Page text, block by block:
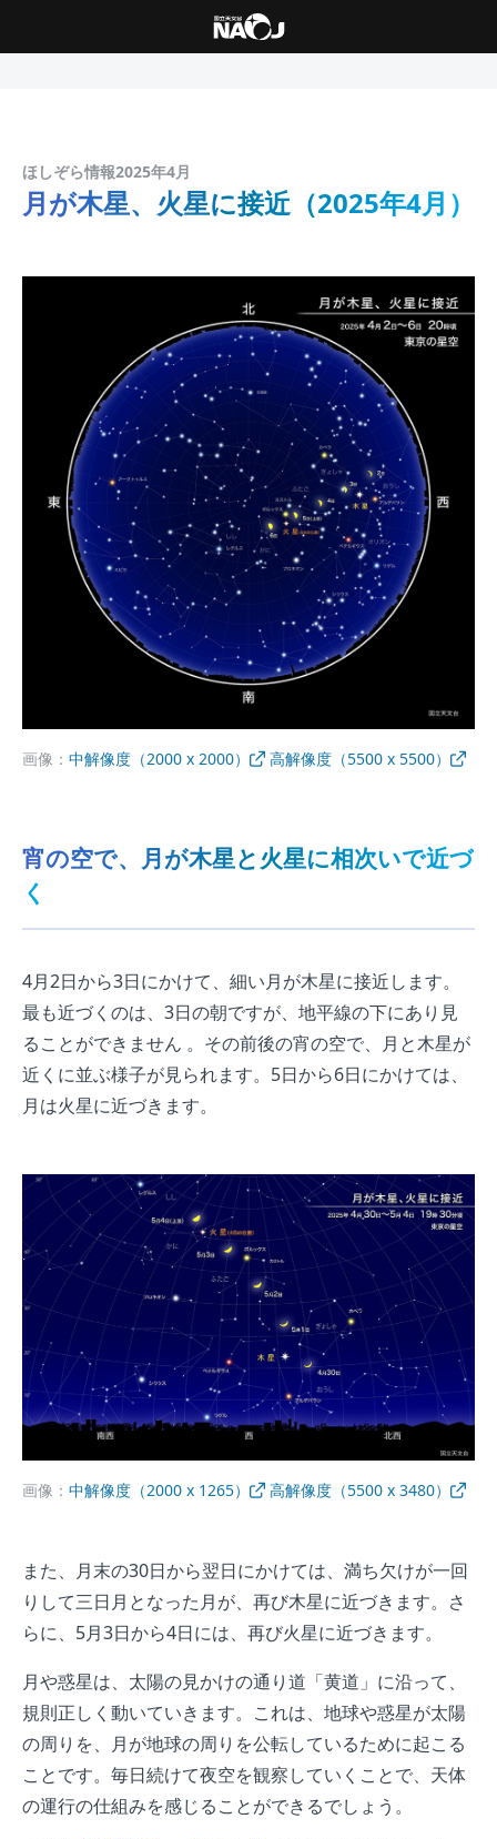
ほしぞら情報2025年4月
月が木星、火星に接近（2025年4月）
画像： 中解像度（2000 x 2000） 高解像度（5500 x 5500）
宵の空で、月が木星と火星に相次いで近づ
く
4月2日から3日にかけて、細い月が木星に接近します。
最も近づくのは、3日の朝ですが、地平線の下にあり見
ることができません 。その前後の宵の空で、月と木星が
近くに並ぶ様子が見られます。5日から6日にかけては、
月は火星に近づきます。
画像： 中解像度（2000 x 1265） 高解像度（5500 x 3480）
また、月末の30日から翌日にかけては、満ち欠けが一回
りして三日月となった月が、再び木星に近づきます。さ
らに、5月3日から4日には、再び火星に近づきます。
月や惑星は、太陽の見かけの通り道「黄道」に沿って、
規則正しく動いていきます。これは、地球や惑星が太陽
の周りを、月が地球の周りを公転しているために起こる
ことです。毎日続けて夜空を観察していくことで、天体
の運行の仕組みを感じることができるでしょう。